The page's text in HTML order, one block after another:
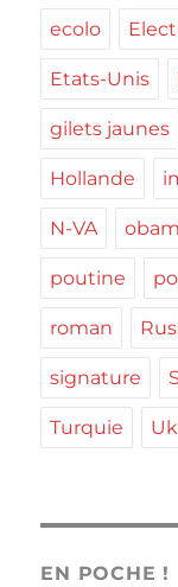
ecolo
Etats-Unis
gilets jaunes
Hollande
N-VA
poutine
roman
signature
Turquie
EN POCHE !